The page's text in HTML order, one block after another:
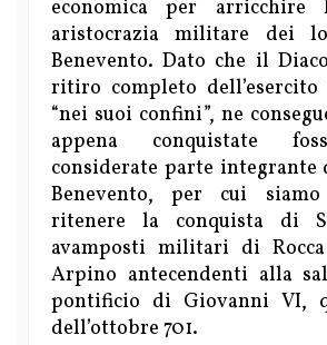
economica per arricchire
aristocrazia militare dei
Benevento. Dato che il
ritiro completo dell’esercito
“nei suoi confini”, ne
appena conquistate
considerate parte integrante
Benevento, per cui
ritenere la conquista di
avamposti militari di
Arpino antecendenti alla
pontificio di Giovanni VI,
dell’ottobre 701.